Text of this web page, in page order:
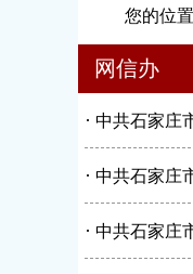
您的位置
网信办
· 中共石家庄
· 中共石家庄
· 中共石家庄